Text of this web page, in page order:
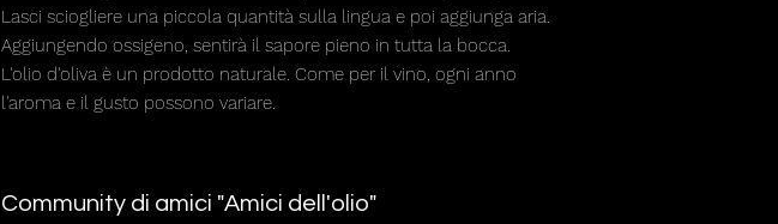
Lasci sciogliere una piccola quantità sulla lingua e poi aggiunga aria.
Aggiungendo ossigeno, sentirà il sapore pieno in tutta la bocca.
L'olio d'oliva è un prodotto naturale. Come per il vino, ogni anno
l'aroma e il gusto possono variare.
Community di amici "Amici dell'olio"